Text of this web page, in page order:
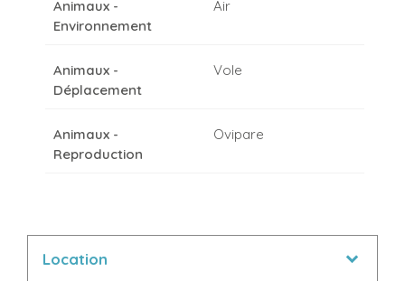
Animaux -
Environnement
Air
Animaux -
Déplacement
Vole
Animaux -
Reproduction
Ovipare
Location